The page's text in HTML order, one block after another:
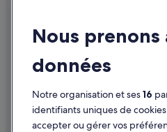
Voitures de locations
Voitures de locations
Trouvez
Voitures de locations de
Voitures de locations de
Affiliate Marketing
Presse
Nous
données
Notre organisation et ses16
identifiants uniques de
accepter ou gérer vos